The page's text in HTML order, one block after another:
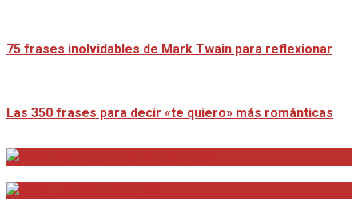
75 frases inolvidables de Mark Twain para reflexionar
Las 350 frases para decir «te quiero» más románticas